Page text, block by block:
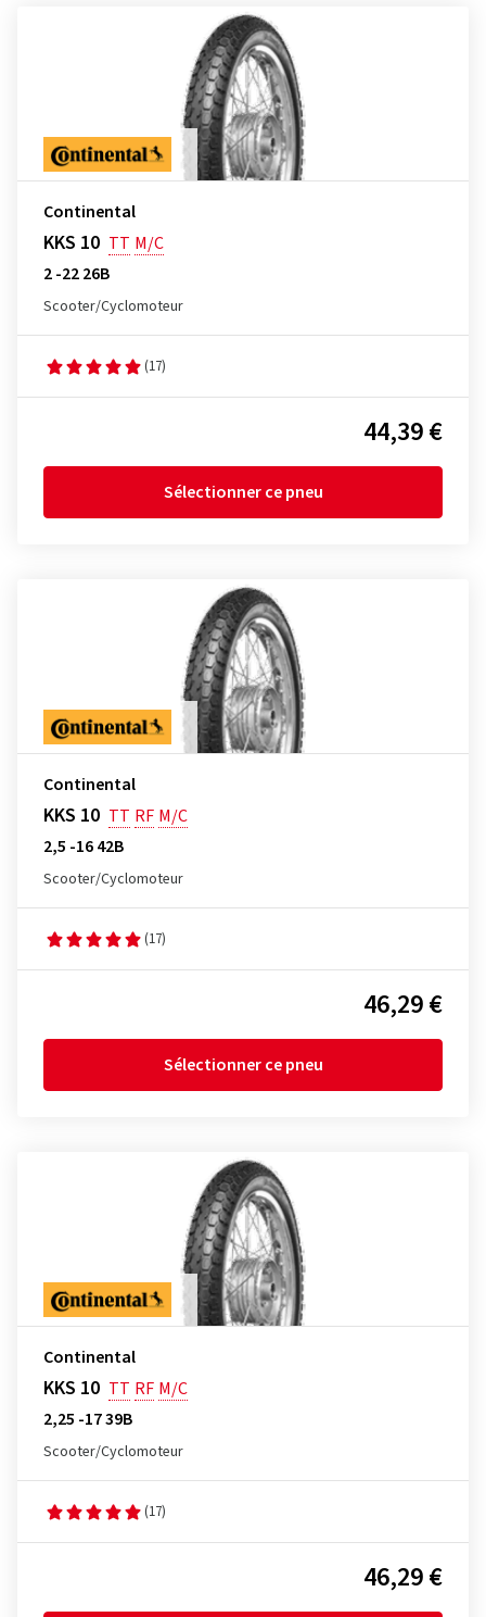
Continental
KKS 10 TT M/C
2 -22 26B
Scooter/Cyclomoteur
(17)
44,39 €
Sélectionner ce pneu
Continental
KKS 10 TT RF M/C
2,5 -16 42B
Scooter/Cyclomoteur
(17)
46,29 €
Sélectionner ce pneu
Continental
KKS 10 TT RF M/C
2,25 -17 39B
Scooter/Cyclomoteur
(17)
46,29 €